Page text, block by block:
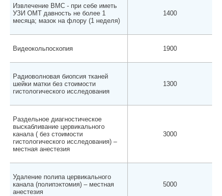
Извлечение ВМС - при себе иметь
УЗИ ОМТ давность не более 1
месяца; мазок на флору (1 неделя)
1400
Видеокольпоскопия 1900
Радиоволновая биопсия тканей
шейки матки без стоимости
гистологического исследования
1300
Раздельное диагностическое
выскабливание цервикального
канала ( без стоимости
гистологического исследования) –
местная анестезия
3000
Удаление полипа цервикального
канала (полипэктомия) – местная
анестезия
5000